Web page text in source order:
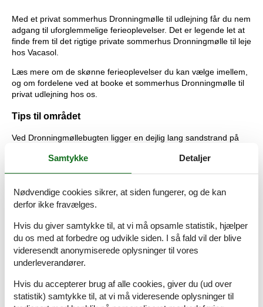
Med et privat sommerhus Dronningmølle til udlejning får du nem
adgang til uforglemmelige ferieoplevelser. Det er legende let at
finde frem til det rigtige private sommerhus Dronningmølle til leje
hos Vacasol.
Læs mere om de skønne ferieoplevelser du kan vælge imellem,
og om fordelene ved at booke et sommerhus Dronningmølle til
privat udlejning hos os.
Tips til området
Ved Dronningmøllebugten ligger en dejlig lang sandstrand på
strand ligger ved havnen i Hornbæk, hvor I også finder en skøn
strandlegeplads.
Esrum Kloster & Møllegård har udstillinger, cafe og butik samt
events som f.eks. Esrum Middelalderdage. Attraktionen ligger 8
Renæssanceslottet Kronborg er helt i særklasse og med på
UNESCOs Verdensarvsliste. Børnene har et helt specielle
legerum, hvor de kan tegne, lege med Lego eller udforske en
model af Kronborg Slot, mens de voksne med QR koder hører
I Helsingør kan I besøge Danmarks mindste saltvandsakvarium,
Samtykke Detaljer
Nødvendige cookies sikrer, at siden fungerer, og de kan
derfor ikke fravælges.
Hvis du giver samtykke til, at vi må opsamle statistik, hjælper
du os med at forbedre og udvikle siden. I så fald vil der blive
videresendt anonymiserede oplysninger til vores
underleverandører.
Hvis du accepterer brug af alle cookies, giver du (ud over
statistik) samtykke til, at vi må videresende oplysninger til